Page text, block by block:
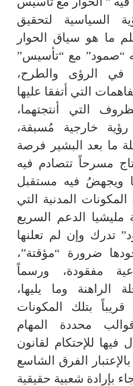
السياسية لتحقيق
ما هو سياق الحوار
“صمود” مع “تأسيس”
في الرؤى والطرح،
التي أتفقا عليها
التي أنتجتهما،
خارجية مُسبقة،
ما بعد البشير فرصة
مسرحاً تتصادم فيه
ويجهضُ فيه مستقبل
المدنية التي
الدعم السريع
تدرك وإن لم تعلنها
ضرورة “مؤقتة”،
مفقودة، ورسماً
الراهنة وما يليها،
قريباً بتلك المكونات
محددة المهام
فيها للإحتكام لقانون
الفرق الشاسع
بإرادة شعبية حقيقية